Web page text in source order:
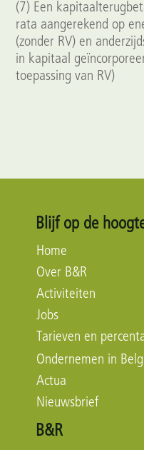
(7) Een
rata aangerekend op
(zonder RV) en
in kapitaal
toepassing van RV)
Blijf op de
Home
Over B&R
Activiteiten
Jobs
Tarieven en
Ondernemen in
Actua
Nieuwsbrief
B&R